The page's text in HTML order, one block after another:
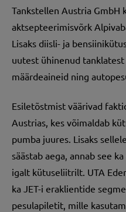
Tankstellen Austria GmbH
aktsepteerimisvõrk
Lisaks diisli- ja
uutest ühinenud
määrdeaineid ning
Esiletõstmist väärivad
Austrias, kes võimaldab
pumba juures. Lisaks
säästab aega, annab see
igalt kütuseliitrilt. UTA
ka JET-i eraklientide
pesulapiletit, mille